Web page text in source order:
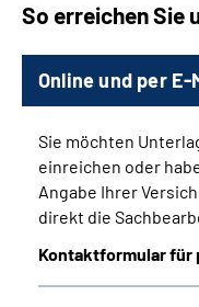
So erreichen Sie
Online und per E-
Sie möchten
einreichen oder
Angabe Ihrer
direkt die
Kontaktformular für